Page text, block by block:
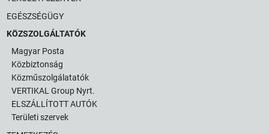
EGÉSZSÉGÜGY
KÖZSZOLGÁLTATÓK
Magyar Posta
Közbiztonság
Közműszolgálatatók
VERTIKAL Group Nyrt.
ELSZÁLLÍTOTT AUTÓK
Területi szervek